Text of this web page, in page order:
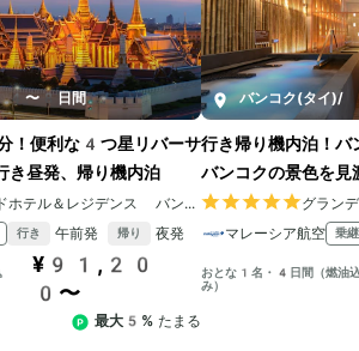
8日間
！便利な4つ星リバーサ
き昼発、帰り機内泊
ホテル＆レジデンス バンコク
行き 午前発 帰り 夜発
¥91,20
0〜
最大5% たまる
バンコク(タイ)/
行き帰り機内泊！バ
バンコクの景色を見
グラ
マレーシア航空
乗
おとな1名・4日間（燃油
み）